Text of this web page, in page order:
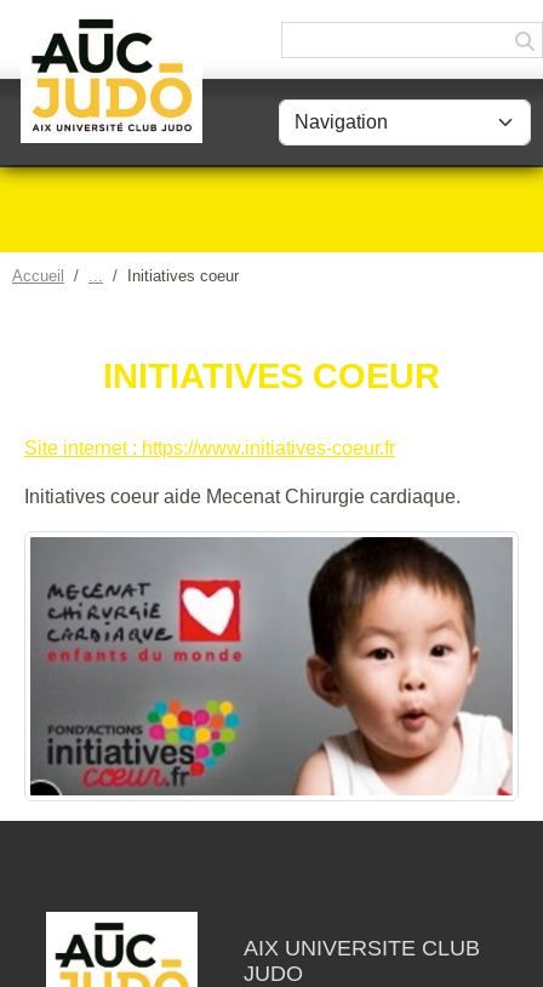
Accueil Initiatives coeur
INITIATIVES COEUR
Site internet : https://www.initiatives-coeur.fr
Initiatives coeur aide Mecenat Chirurgie cardiaque.
AIX UNIVERSITE CLUB
JUDO
Panneau de gestion des cookies